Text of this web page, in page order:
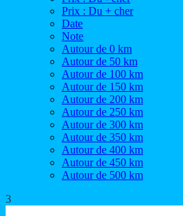
Prix : Du + cher
Date
Note
Autour de 0 km
Autour de 50 km
Autour de 100 km
Autour de 150 km
Autour de 200 km
Autour de 250 km
Autour de 300 km
Autour de 350 km
Autour de 400 km
Autour de 450 km
Autour de 500 km
3